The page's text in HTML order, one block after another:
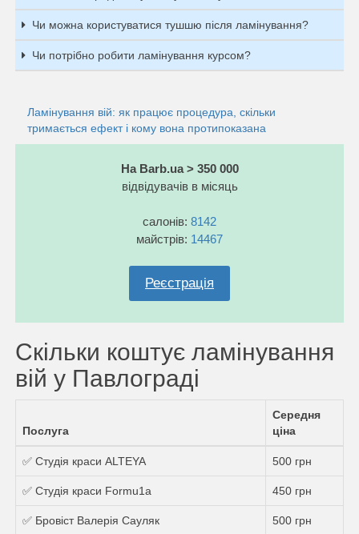
Чи можна користуватися тушшю після ламінування?
Чи потрібно робити ламінування курсом?
Ламінування вій: як працює процедура, скільки
тримається ефект і кому вона протипоказана
На Barb.ua > 350 000
відвідувачів в місяць
салонів: 8142
майстрів: 14467
Реєстрація
Скільки коштує ламінування
вій у Павлограді
Послуга
Середня
ціна
✅ Студія краси ALTEYA 500 грн
✅ Студія краси Formu1a 450 грн
✅ Бровіст Валерія Сауляк 500 грн